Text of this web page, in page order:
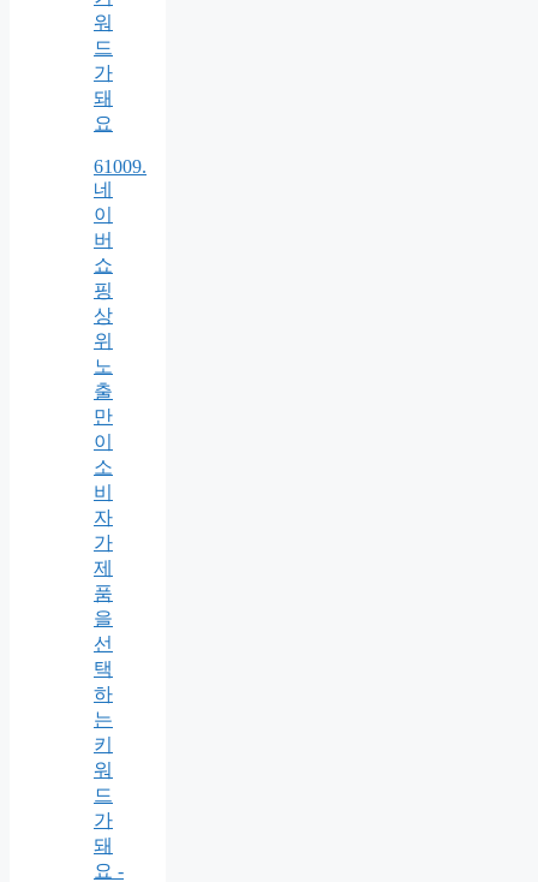
워
드
가
돼
요
61009.
네
이
버
쇼
핑
상
위
노
출
만
이
소
비
자
가
제
품
을
선
택
하
는
키
워
드
가
돼
요 -